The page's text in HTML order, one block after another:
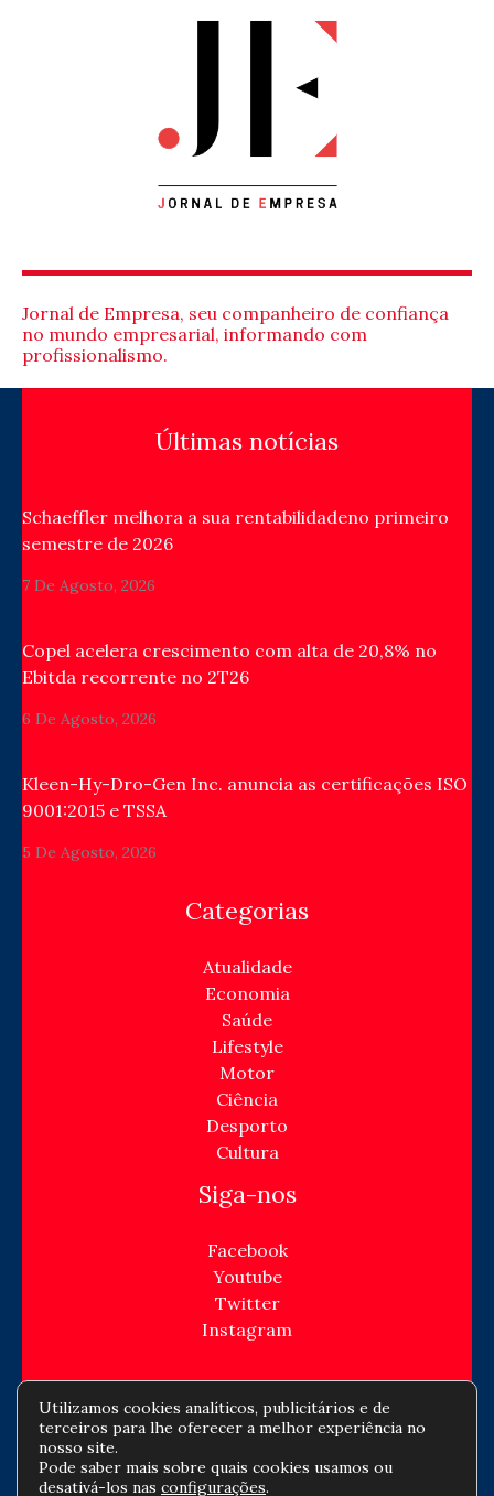
Jornal de Empresa, seu companheiro de confiança
no mundo empresarial, informando com
profissionalismo.
Últimas notícias
Schaeffler melhora a sua rentabilidadeno primeiro
semestre de 2026
7 De Agosto, 2026
Copel acelera crescimento com alta de 20,8% no
Ebitda recorrente no 2T26
6 De Agosto, 2026
Kleen-Hy-Dro-Gen Inc. anuncia as certificações ISO
9001:2015 e TSSA
5 De Agosto, 2026
Categorias
Atualidade
Economia
Saúde
Lifestyle
Motor
Ciência
Desporto
Cultura
Siga-nos
Facebook
Youtube
Twitter
Instagram
Copyright © Todos os direitos reservados -
jornaldeempresa.com
Utilizamos cookies analíticos, publicitários e de
terceiros para lhe oferecer a melhor experiência no
nosso site.
Pode saber mais sobre quais cookies usamos ou
desativá-los nas configurações.